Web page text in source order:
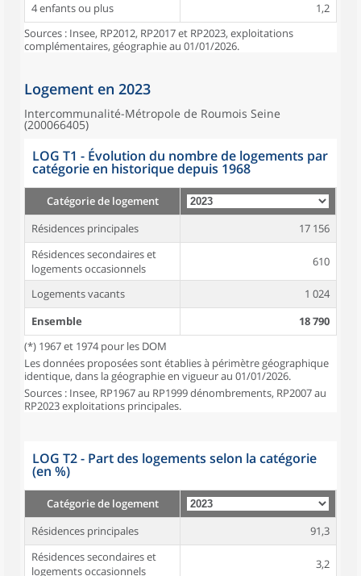
4 enfants ou plus
1,2
Sources : Insee, RP2012, RP2017 et RP2023, exploitations
complémentaires, géographie au 01/01/2026.
Logement en 2023
Intercommunalité-Métropole de Roumois Seine
(200066405)
LOG T1 - Évolution du nombre de logements par
catégorie en historique depuis 1968
Catégorie de logement
Résidences principales
17 156
Résidences secondaires et
logements occasionnels
610
Logements vacants
1 024
Ensemble
18 790
(*) 1967 et 1974 pour les DOM
Les données proposées sont établies à périmètre géographique
identique, dans la géographie en vigueur au 01/01/2026.
Sources : Insee, RP1967 au RP1999 dénombrements, RP2007 au
RP2023 exploitations principales.
LOG T2 - Part des logements selon la catégorie
(en %)
Catégorie de logement
Résidences principales
91,3
Résidences secondaires et
logements occasionnels
3,2